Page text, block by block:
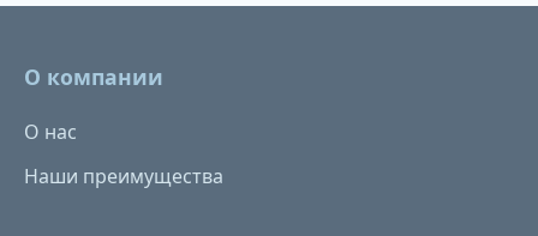
О компании
О нас
Наши преимущества